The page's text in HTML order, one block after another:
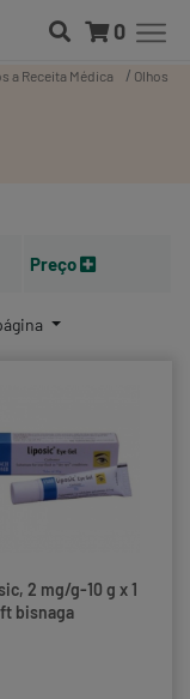
0
a Receita Médica
Olhos
Preço
2 mg/g-10 g x 1
bisnaga